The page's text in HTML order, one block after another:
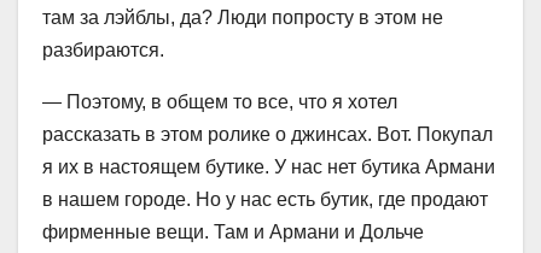
там за лэйблы, да? Люди попросту в этом не
разбираются.
— Поэтому, в общем то все, что я хотел
рассказать в этом ролике о джинсах. Вот. Покупал
я их в настоящем бутике. У нас нет бутика Армани
в нашем городе. Но у нас есть бутик, где продают
фирменные вещи. Там и Армани и Дольче